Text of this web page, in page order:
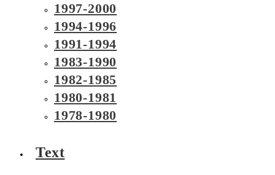
1997-2000
1994-1996
1991-1994
1983-1990
1982-1985
1980-1981
1978-1980
Text